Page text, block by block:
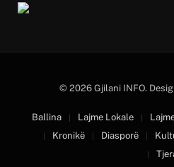
© 2026 Gjilani INFO.
Ballina Lajme Lokale
Kronikë
Diasporë